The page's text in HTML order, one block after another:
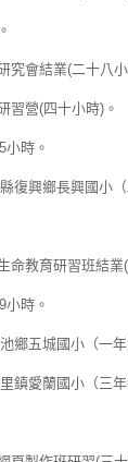
究會結業(二十八小
習營(四十小時)。
時。
復興鄉長興國小
命教育研習班結業
時。
鄉五城國小（一
鎮愛蘭國小（三